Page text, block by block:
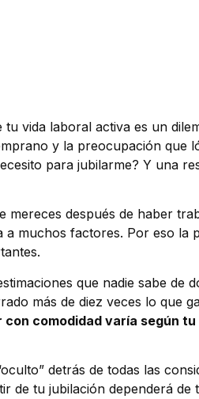
vida laboral activa es un
y la preocupación que
para jubilarme? Y una
después de haber
a muchos factores. Por eso
que nadie sabe de
más de diez veces lo que
comodidad varía según
detrás de todas las
de tu jubilación dependerá